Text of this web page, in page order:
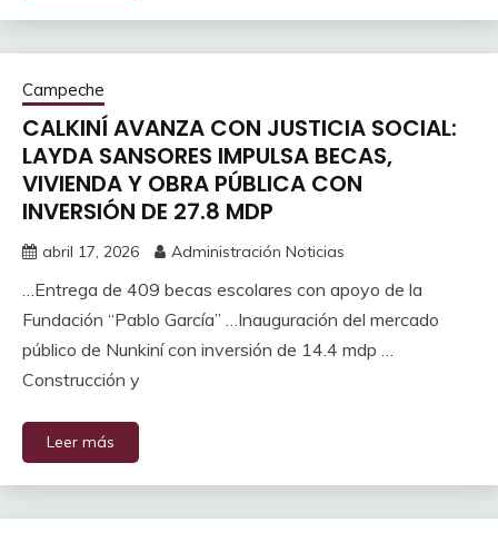
Campeche
CALKINÍ AVANZA CON JUSTICIA SOCIAL:
LAYDA SANSORES IMPULSA BECAS,
VIVIENDA Y OBRA PÚBLICA CON
INVERSIÓN DE 27.8 MDP
abril 17, 2026 Administración Noticias
…Entrega de 409 becas escolares con apoyo de la
Fundación “Pablo García” …Inauguración del mercado
público de Nunkiní con inversión de 14.4 mdp …
Construcción y
Leer más